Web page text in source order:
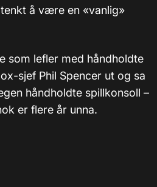
å være en «vanlig»
som lefler med håndholdte
sjef Phil Spencer ut og sa
håndholdte spillkonsoll –
er flere år unna.